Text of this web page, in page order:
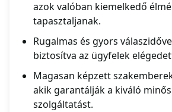
azok valóban kiemelkedő
tapasztaljanak.
Rugalmas és gyors
biztosítva az ügyfelek
Magasan képzett
akik garantálják a kiváló
szolgáltatást.